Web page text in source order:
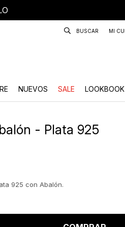
NUEVOS SALE LOOKBOOK
- Plata 925
925 con Abalón.